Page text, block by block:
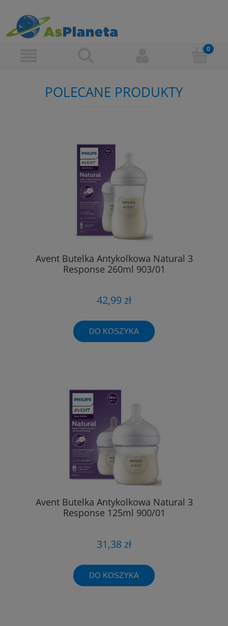
POLECANE PRODUKTY
Avent Butelka Antykolkowa Natural 3
Response 260ml 903/01
42,99 zł
DO KOSZYKA
Avent Butelka Antykolkowa Natural 3
Response 125ml 900/01
31,38 zł
DO KOSZYKA